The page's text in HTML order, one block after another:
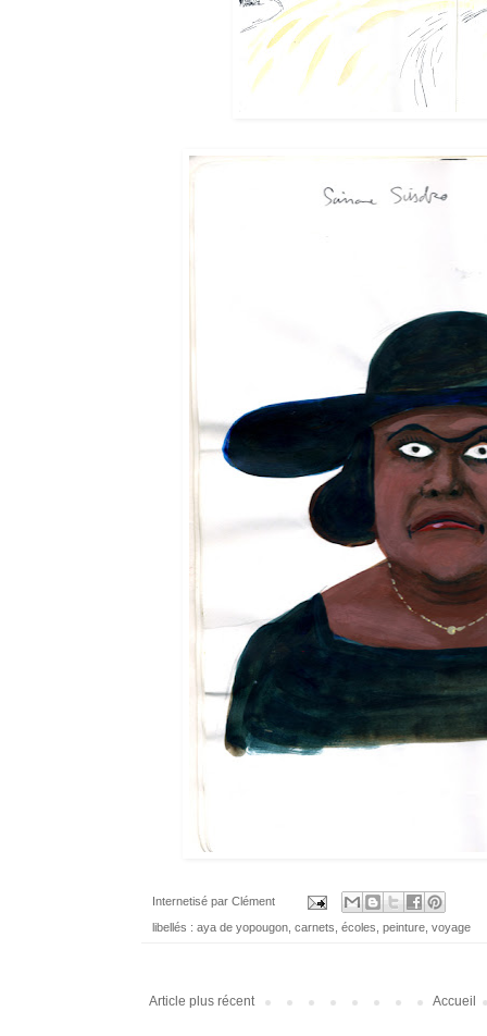
Internetisé par Clément
libellés : aya de yopougon, carnets, écoles, peinture, voyage
Article plus récent Accueil